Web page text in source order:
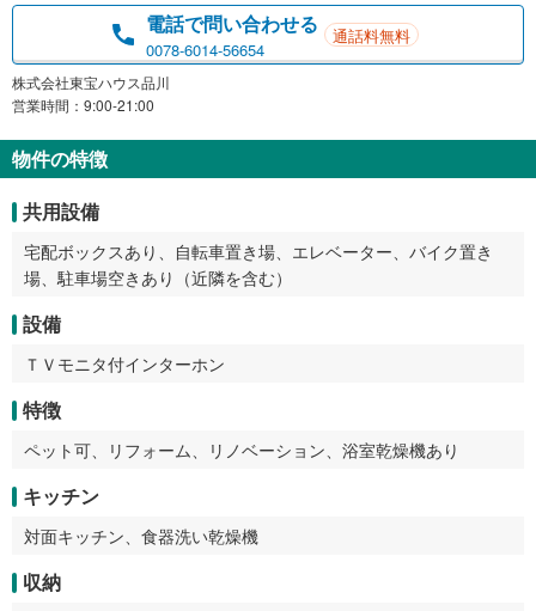
電話で問い合わせる
0078-6014-56654
通話料無料
株式会社東宝ハウス品川
営業時間：9:00-21:00
物件の特徴
共用設備
宅配ボックスあり、自転車置き場、エレベーター、バイク置き
場、駐車場空きあり（近隣を含む）
設備
ＴＶモニタ付インターホン
特徴
ペット可、リフォーム、リノベーション、浴室乾燥機あり
キッチン
対面キッチン、食器洗い乾燥機
収納